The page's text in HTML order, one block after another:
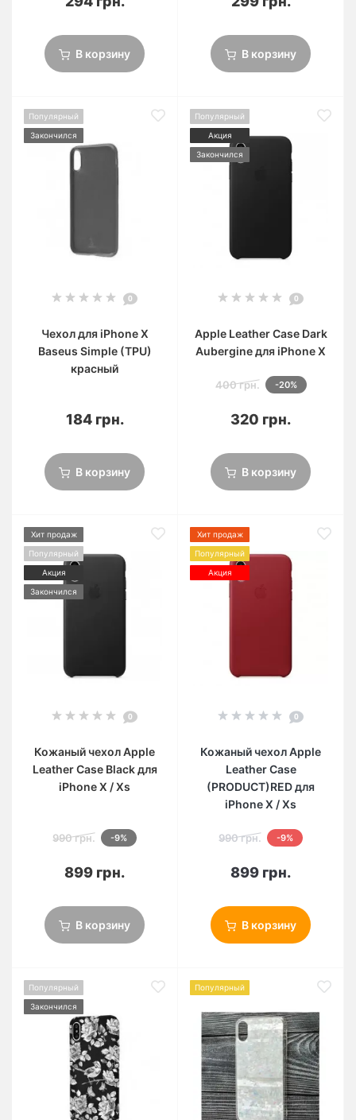
В корзину В корзину
Популярный
Закончился
0
Чехол для iPhone X
Baseus Simple (TPU)
красный
184 грн.
В корзину
Популярный
Акция
Закончился
0
Apple Leather Case Dark
Aubergine для iPhone X
400 грн. -20%
320 грн.
В корзину
Хит продаж
Популярный
Акция
Закончился
0
Кожаный чехол Apple
Leather Case Black для
iPhone X / Xs
990 грн. -9%
899 грн.
В корзину
Хит продаж
Популярный
Акция
0
Кожаный чехол Apple
Leather Case
(PRODUCT)RED для
iPhone X / Xs
990 грн. -9%
899 грн.
В корзину
Популярный
Закончился
Популярный